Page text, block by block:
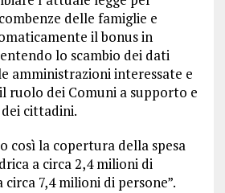
delle famiglie e
il bonus in
lo scambio dei dati
amministrazioni interessate e
ruolo dei Comuni a supporto e
cittadini.
così la copertura della spesa
a circa 2,4 milioni di
7,4 milioni di persone”.